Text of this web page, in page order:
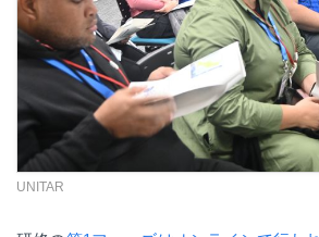
UNITAR